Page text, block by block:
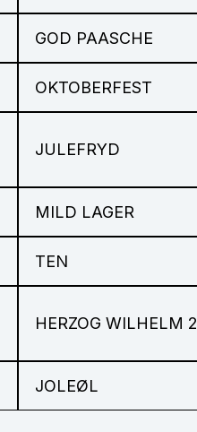
GOD PAASCHE
OKTOBERFEST
JULEFRYD
MILD LAGER
TEN
HERZOG WILHELM 2
JOLEØL